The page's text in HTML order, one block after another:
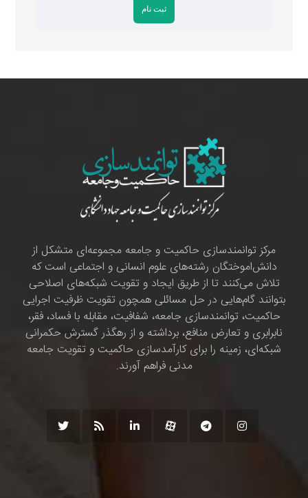
مرکز توانمندسازی حاکمیت و جامعه مجموعه‌ای متشکل از
دانش‌اموختگان رشته‌های علوم انسانی و اجتماعی است که
تلاش می‌کنند تا از طریق ایجاد و تقویت شبکه‌های اصلاحی
بتوانند گام‌هایی در حل مسائلی همچون تقویت ظرفیت اجرایی
حاکمیت، توانمندسازی جامعه، شفافیت، مقابله با فساد، فقر،
نابرابری و تعارض منافع، برداشته و از رهگذر گسترش حکمرانی
شبکه‌ای، زمینه را برای کارآمدسازی حاکمیت و تقویت جامعه
مدنی فراهم آورند.